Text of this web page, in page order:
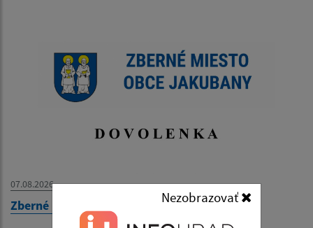
Nezobrazovať
07.08.2026
Zberné miesto - OZNAM